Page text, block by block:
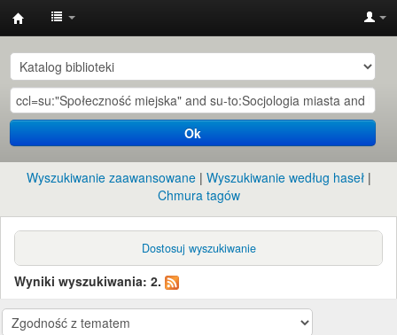
Instytut
Etnologii
i
Antropologii
Kulturowej
UW
Ok
Wyszukiwanie zaawansowane
Wyszukiwanie według haseł
Chmura tagów
Dostosuj wyszukiwanie
Wyniki wyszukiwania: 2.